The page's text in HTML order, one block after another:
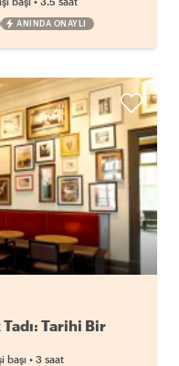
ANINDA ONAYLI
Tarihi Bir
başı • 3 saat